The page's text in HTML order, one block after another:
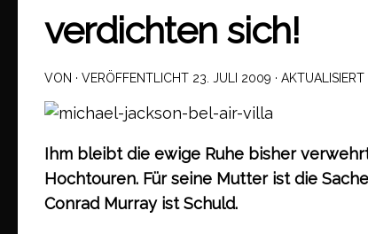
verdichten sich!
VON · VERÖFFENTLICHT 23. JULI 2009 · AKTUALISIERT
Ihm bleibt die ewige Ruhe bisher
Hochtouren. Für seine Mutter ist die
Conrad Murray ist Schuld.